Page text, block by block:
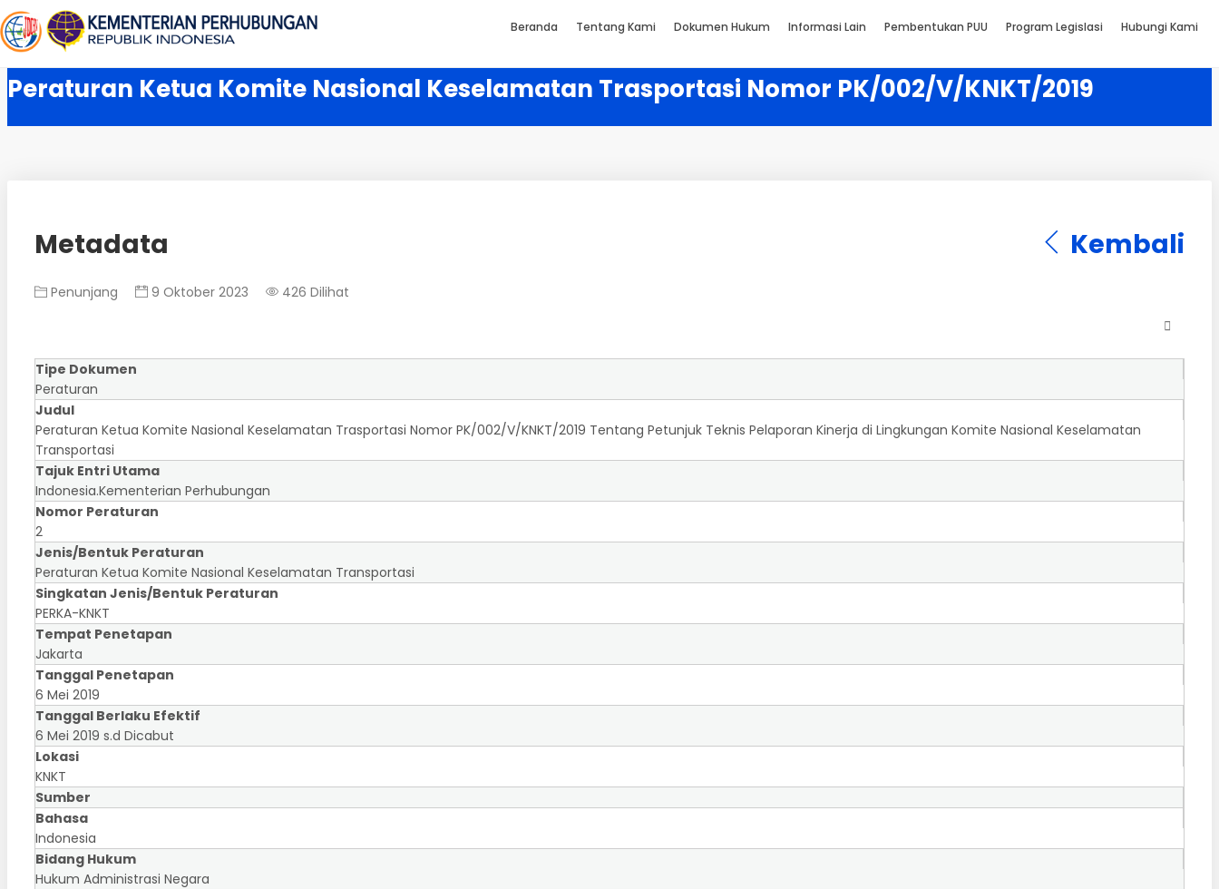
Beranda Tentang Kami Dokumen Hukum Informasi Lain Pembentukan PUU Program Legislasi Hubungi Kami
Peraturan Ketua Komite Nasional Keselamatan Trasportasi Nomor PK/002/V/KNKT/2019
Metadata Kembali
Penunjang 9 Oktober 2023 426 Dilihat
Tipe Dokumen
Peraturan
Judul
Peraturan Ketua Komite Nasional Keselamatan Trasportasi Nomor PK/002/V/KNKT/2019 Tentang Petunjuk Teknis Pelaporan Kinerja di Lingkungan Komite Nasional Keselamatan
Transportasi
Tajuk Entri Utama
Indonesia.Kementerian Perhubungan
Nomor Peraturan
2
Jenis/Bentuk Peraturan
Peraturan Ketua Komite Nasional Keselamatan Transportasi
Singkatan Jenis/Bentuk Peraturan
PERKA-KNKT
Tempat Penetapan
Jakarta
Tanggal Penetapan
6 Mei 2019
Tanggal Berlaku Efektif
6 Mei 2019 s.d Dicabut
Lokasi
KNKT
Sumber
Bahasa
Indonesia
Bidang Hukum
Hukum Administrasi Negara